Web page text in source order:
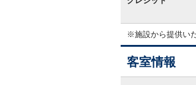
※施設から提供い
客室情報